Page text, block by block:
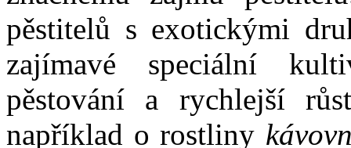
pěstitelů s exotickými
zajímavé speciální
pěstování a rychlejší
například o rostliny